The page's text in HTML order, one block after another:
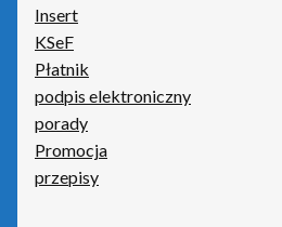
Insert
KSeF
Płatnik
podpis elektroniczny
porady
Promocja
przepisy